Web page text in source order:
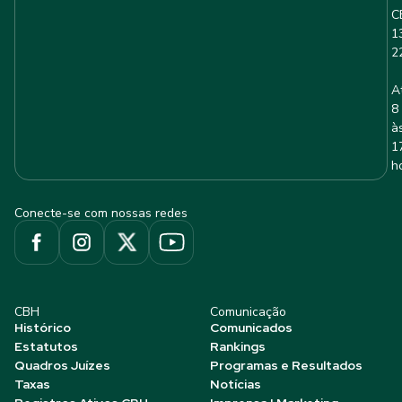
8
Conecte-se com nossas redes
CBH
Histórico
Estatutos
Quadros Juízes
Taxas
Comunicação
Comunicados
Rankings
Programas e Resultados
Notícias